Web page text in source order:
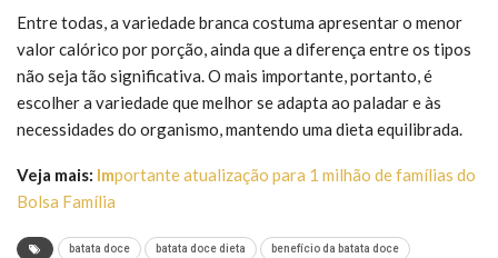
Entre todas, a variedade branca costuma apresentar o menor
valor calórico por porção, ainda que a diferença entre os tipos
não seja tão significativa. O mais importante, portanto, é
escolher a variedade que melhor se adapta ao paladar e às
necessidades do organismo, mantendo uma dieta equilibrada.
Veja mais: Importante atualização para 1 milhão de famílias do
Bolsa Família
batata doce batata doce dieta benefício da batata doce